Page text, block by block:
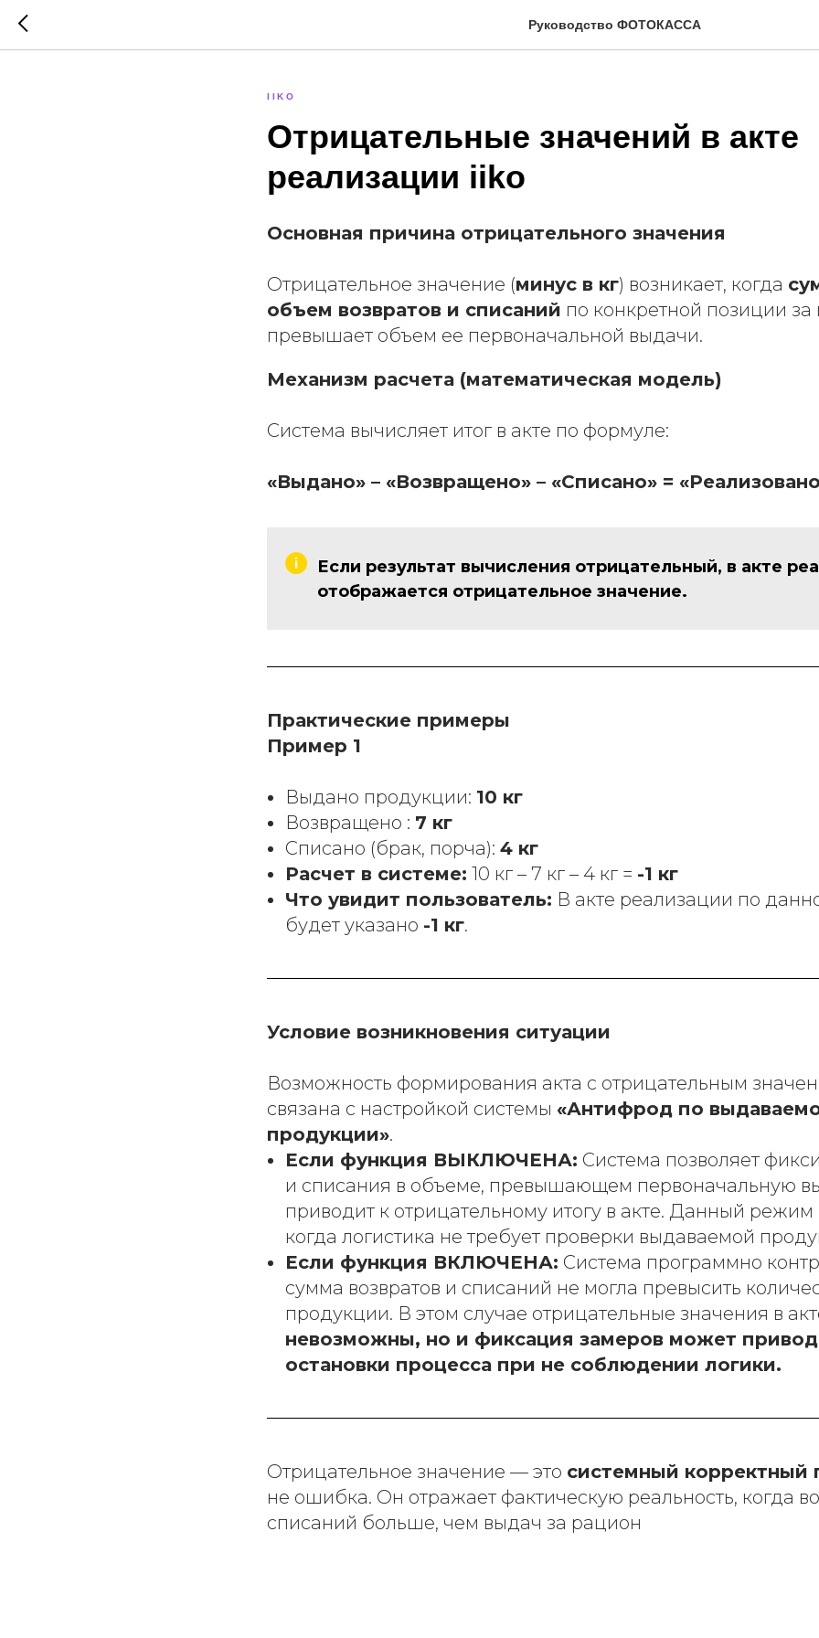
Руководство ФОТОКАССА
IIKO
Отрицательные значений в акте
реализации iiko
Основная причина отрицательного значения
Отрицательное значение (минус в кг) возникает, когда
объем возвратов и списаний по конкретной позиции
превышает объем ее первоначальной выдачи.
Механизм расчета (математическая модель)
Система вычисляет итог в акте по формуле:
«Выдано» – «Возвращено» – «Списано» =
Если результат вычисления отрицательный, в акте
отображается отрицательное значение.
Практические примеры
Пример 1
Выдано продукции: 10 кг
Возвращено : 7 кг
Списано (брак, порча): 4 кг
Расчет в системе: 10 кг – 7 кг – 4 кг = -1 кг
Что увидит пользователь: В акте реализации по
будет указано -1 кг.
Условие возникновения ситуации
Возможность формирования акта с отрицательным
связана с настройкой системы «Антифрод по
продукции».
Если функция ВЫКЛЮЧЕНА: Система позволяет
и списания в объеме, превышающем первоначальную
приводит к отрицательному итогу в акте. Данный режим
когда логистика не требует проверки выдаваемой
Если функция ВКЛЮЧЕНА: Система программно
сумма возвратов и списаний не могла превысить
продукции. В этом случае отрицательные значения в
невозможны, но и фиксация замеров может
остановки процесса при не соблюдении логики.
Отрицательное значение — это системный корректный
не ошибка. Он отражает фактическую реальность, когда
списаний больше, чем выдач за рацион